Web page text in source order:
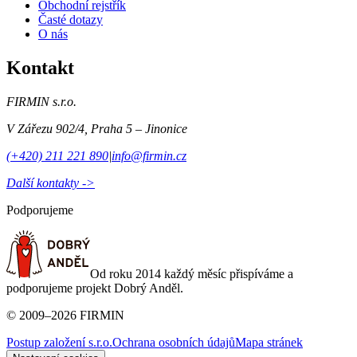
Obchodní rejstřík
Časté dotazy
O nás
Kontakt
FIRMIN s.r.o.
V Zářezu 902/4 Praha 5 – Jinonice
(+420) 211 221 890|info@firmin.cz
Další kontakty ->
Podporujeme
Od roku 2014 každý měsíc přispíváme a
podporujeme projekt Dobrý Anděl.
© 2009–2026 FIRMIN
Postup založení s.r.o.Ochrana osobních údajůMapa stránek